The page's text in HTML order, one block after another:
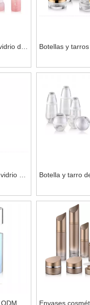
de
Botellas y tarros
con tapa para
de
Botella y tarro
especial para
Envases